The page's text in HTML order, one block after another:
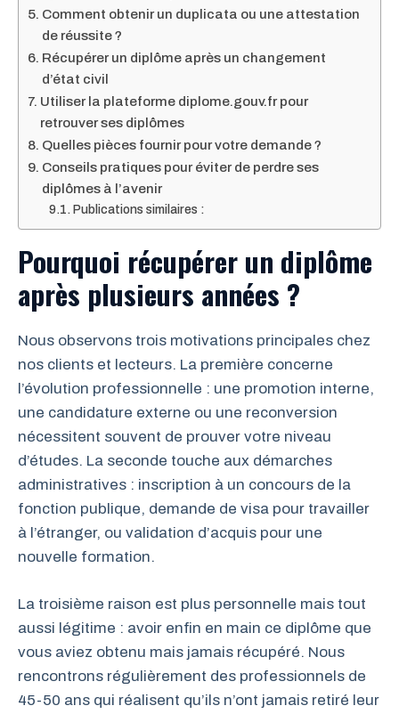
Comment obtenir un duplicata ou une attestation
de réussite ?
Récupérer un diplôme après un changement
d’état civil
Utiliser la plateforme diplome.gouv.fr pour
retrouver ses diplômes
Quelles pièces fournir pour votre demande ?
Conseils pratiques pour éviter de perdre ses
diplômes à l’avenir
Publications similaires :
Pourquoi récupérer un diplôme
après plusieurs années ?
Nous observons trois motivations principales chez
nos clients et lecteurs. La première concerne
l’évolution professionnelle : une promotion interne,
une candidature externe ou une reconversion
nécessitent souvent de prouver votre niveau
d’études. La seconde touche aux démarches
administratives : inscription à un concours de la
fonction publique, demande de visa pour travailler
à l’étranger, ou validation d’acquis pour une
nouvelle formation.
La troisième raison est plus personnelle mais tout
aussi légitime : avoir enfin en main ce diplôme que
vous aviez obtenu mais jamais récupéré. Nous
rencontrons régulièrement des professionnels de
45-50 ans qui réalisent qu’ils n’ont jamais retiré leur